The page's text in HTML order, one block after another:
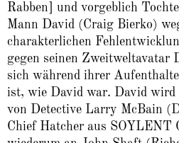
Rabben] und vorgeblich
Mann David (Craig Bierko)
charakterlichen
gegen seinen Zweitweltavatar
sich während ihrer
ist, wie David war. David wird
von Detective Larry McBain
Chief Hatcher aus SOYLENT